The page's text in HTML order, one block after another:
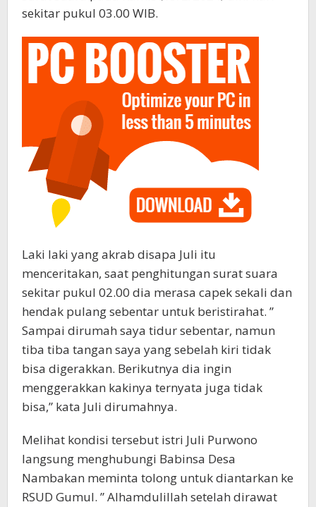
sekitar pukul 03.00 WIB.
Laki laki yang akrab disapa Juli itu
menceritakan, saat penghitungan surat suara
sekitar pukul 02.00 dia merasa capek sekali dan
hendak pulang sebentar untuk beristirahat. ”
Sampai dirumah saya tidur sebentar, namun
tiba tiba tangan saya yang sebelah kiri tidak
bisa digerakkan. Berikutnya dia ingin
menggerakkan kakinya ternyata juga tidak
bisa,” kata Juli dirumahnya.
Melihat kondisi tersebut istri Juli Purwono
langsung menghubungi Babinsa Desa
Nambakan meminta tolong untuk diantarkan ke
RSUD Gumul. ” Alhamdulillah setelah dirawat